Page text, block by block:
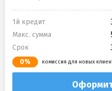
1й кредит
Макс. сумма
Срок
0% комиссия для новых